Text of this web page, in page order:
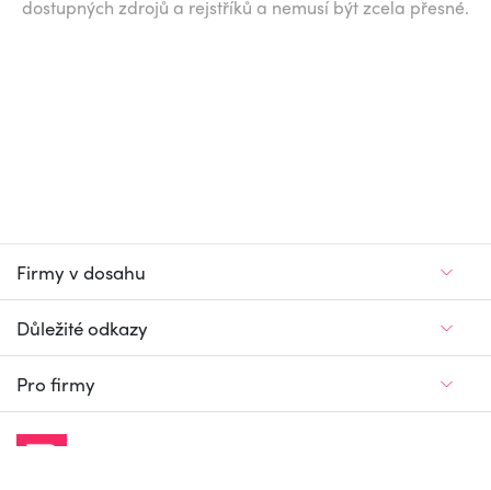
dostupných zdrojů a rejstříků a nemusí být zcela přesné.
Firmy v dosahu
Důležité odkazy
Pro firmy